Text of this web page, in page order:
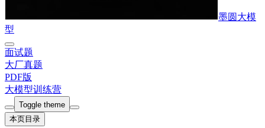
墨圆大模
型
面试题
大厂真题
PDF版
大模型训练营
Toggle theme
本页目录